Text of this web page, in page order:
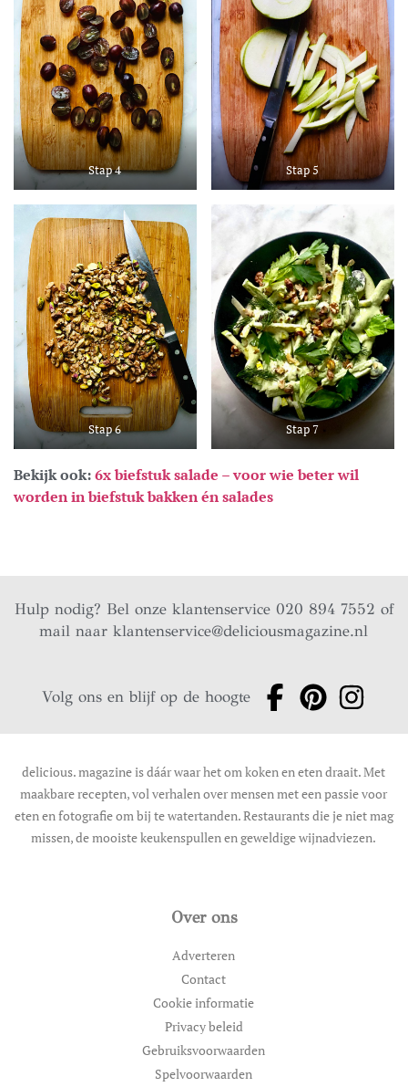
Stap 4 Stap 5
Stap 6 Stap 7
Bekijk ook:6x biefstuk salade – voor wie beter wil
worden in biefstuk bakken én salades
Hulp nodig? Bel onze klantenservice 020 894 7552 of
mail naarklantenservice@deliciousmagazine.nl
Volg ons en blijf op de hoogte
delicious. magazine is dáár waar het om koken en eten draait. Met
maakbare recepten, vol verhalen over mensen met een passie voor
eten en fotografie om bij te watertanden. Restaurants die je niet mag
missen, de mooiste keukenspullen en geweldige wijnadviezen.
Over ons
Adverteren
Contact
Cookie informatie
Privacy beleid
Gebruiksvoorwaarden
Spelvoorwaarden